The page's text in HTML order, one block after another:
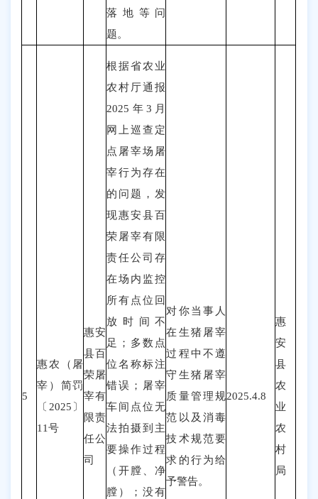
落地等问
题。
5
惠农（ 屠
宰 ） 简罚
〔2025 〕
11号
惠安
县百
荣屠
宰有
限责
任公
司
根据省农业
农村厅通报
2025年3月
网上巡查定
点屠宰场屠
宰行为存在
的问题，发
现惠安县百
荣屠宰有限
责任公司存
在场内监控
所有点位回
放时间不
足；多数点
位名称标注
错误；屠宰
车间点位无
法拍摄到主
要操作过程
（开膛、净
膛）；没有
对你当事人
在生猪屠宰
过程中不遵
守生猪屠宰
质量管理规
范以及消毒
技术规范要
求的行为给
予警告。
2025.4.8
惠
安
县
农
业
农
村
局